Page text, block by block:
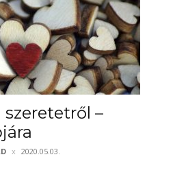
szeretetről –
2020.05.03.